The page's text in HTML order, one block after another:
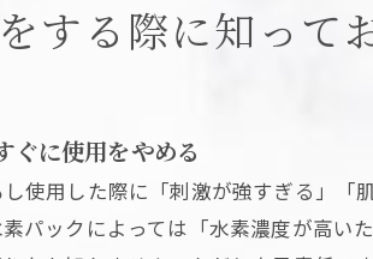
する際に知って
ぐに使用をやめる
使用した際に「刺激が強すぎる」
パックによっては「水素濃度が高